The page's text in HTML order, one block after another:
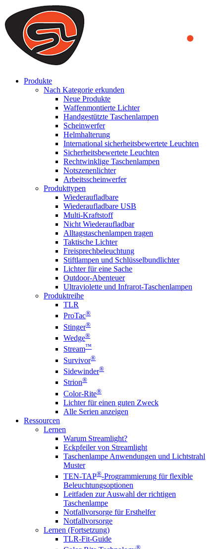
We use cookies to ensure that we provide you the best experience
on our website. By continuing to browse this website, you accept
that cookies are used to help us analyze how the website is used and
to offer you a better experience. To learn more or to find out how
you can disable cookies, you can access our
Produkte
Nach Kategorie erkunden
Neue Produkte
Waffenmontierte Lichter
Handgestützte Taschenlampen
Scheinwerfer
Helmhalterung
International sicherheitsbewertete Leuchten
Sicherheitsbewertete Leuchten
Rechtwinklige Taschenlampen
Notszenenlichter
Arbeitsscheinwerfer
Produkttypen
Wiederaufladbare
Wiederaufladbare USB
Multi-Kraftstoff
Nicht Wiederaufladbar
Alltagstaschenlampen tragen
Taktische Lichter
Freisprechbeleuchtung
Stiftlampen und Schlüsselbundlichter
Lichter für eine Sache
Outdoor-Abenteuer
Ultraviolette und Infrarot-Taschenlampen
Produktreihe
TLR
ProTac®
Stinger®
Wedge®
Stream™
Survivor®
Sidewinder®
Strion®
Color-Rite®
Lichter für einen guten Zweck
Alle Serien anzeigen
Ressourcen
Lernen
Warum Streamlight?
Eckpfeiler von Streamlight
Taschenlampe Anwendungen und Lichtstrahl
Muster
TEN-TAP®-Programmierung für flexible
Beleuchtungsoptionen
Leitfaden zur Auswahl der richtigen
Taschenlampe
Notfallvorsorge für Ersthelfer
Notfallvorsorge
Lernen (Fortsetzung)
TLR-Fit-Guide
®